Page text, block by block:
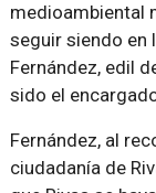
medioambiental
seguir siendo en
Fernández, edil
sido el
Fernández, al
ciudadanía de